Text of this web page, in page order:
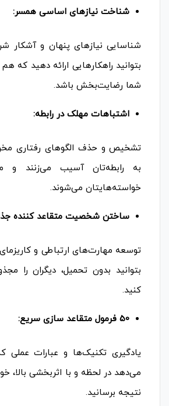
شناخت نیازهای اساسی همسر:
شناسایی نیازهای پنهان و آشکار
بتوانید راهکارهایی ارائه دهید که
شما رضایت‌بخش باشد.
اشتباهات مهلک در رابطه:
تشخیص و حذف الگوهای رفتاری
به رابطه‌تان آسیب می‌زنند و
خواسته‌هایتان می‌شوند.
ساختن شخصیت متقاعد کننده
توسعه مهارت‌های ارتباطی و کاریزمای
بتوانید بدون تحمیل، دیگران را
کنید.
50 فرمول متقاعد سازی سریع:
یادگیری تکنیک‌ها و عبارات عملی
می‌دهد در لحظه و با اثربخشی بالا،
نتیجه برسانید.